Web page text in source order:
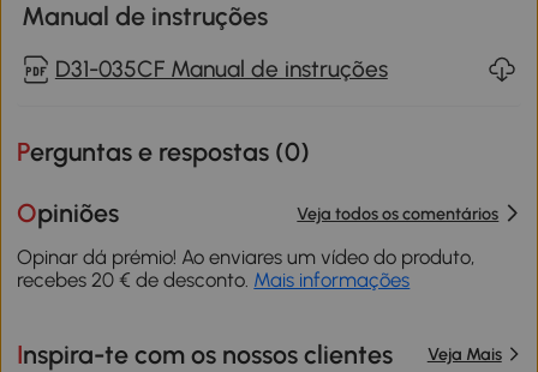
Manual de instruções
D31-035CF Manual de instruções
Perguntas e respostas (0)
Opiniões Veja todos os comentários
Opinar dá prémio! Ao enviares um vídeo do produto,
recebes 20 € de desconto. Mais informações
Inspira-te com os nossos clientes Veja Mais